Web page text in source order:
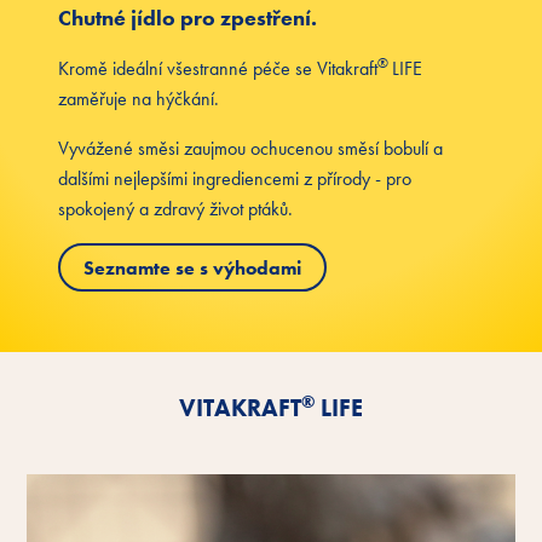
Chutné jídlo pro zpestření.
Kromě ideální všestranné péče se Vitakraft® LIFE
zaměřuje na hýčkání.
Vyvážené směsi zaujmou ochucenou směsí bobulí a
dalšími nejlepšími ingrediencemi z přírody - pro
spokojený a zdravý život ptáků.
Seznamte se s výhodami
VITAKRAFT® LIFE